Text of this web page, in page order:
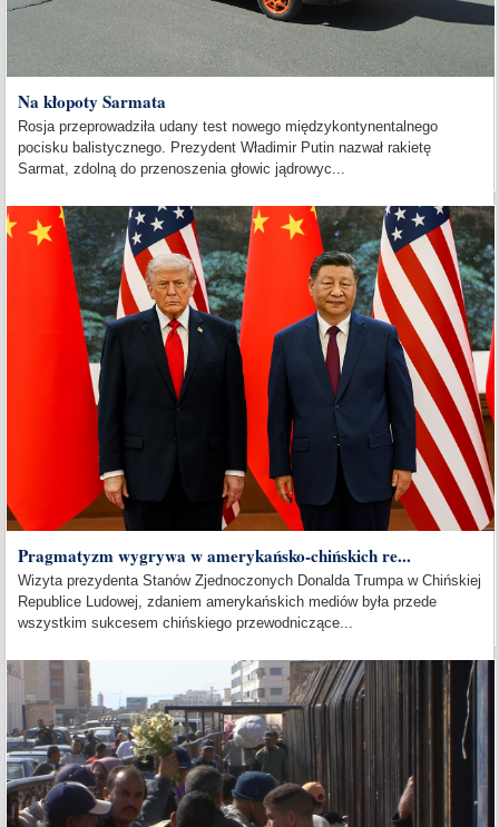
Na kłopoty Sarmata
Rosja przeprowadziła udany test nowego międzykontynentalnego
pocisku balistycznego. Prezydent Władimir Putin nazwał rakietę
Sarmat, zdolną do przenoszenia głowic jądrowyc...
Pragmatyzm wygrywa w amerykańsko-chińskich re...
Wizyta prezydenta Stanów Zjednoczonych Donalda Trumpa w Chińskiej
Republice Ludowej, zdaniem amerykańskich mediów była przede
wszystkim sukcesem chińskiego przewodniczące...